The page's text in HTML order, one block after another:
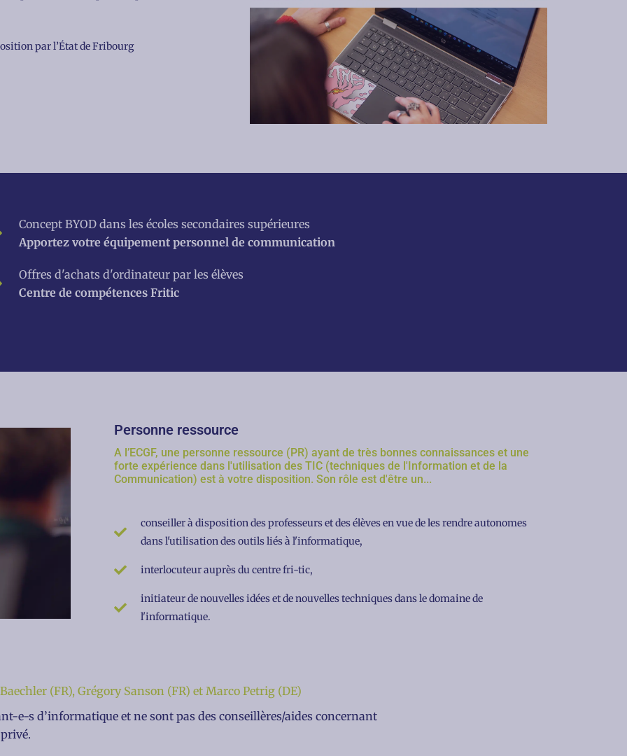
par l’État de Fribourg
Concept BYOD dans les écoles secondaires supérieures
Apportez votre équipement personnel de communication
Offres d'achats d'ordinateur par les élèves
Centre de compétences Fritic
Personne ressource
A l’ECGF, une personne ressource (PR) ayant de très bonnes connaissances et une
forte expérience dans l'utilisation des TIC (techniques de l'Information et de la
Communication) est à votre disposition. Son rôle est d'être un...
conseiller à disposition des professeurs et des élèves en vue de les rendre autonomes
dans l'utilisation des outils liés à l'informatique,
interlocuteur auprès du centre fri-tic,
initiateur de nouvelles idées et de nouvelles techniques dans le domaine de
l'informatique.
(FR), Grégory Sanson (FR) et Marco Petrig (DE)
e-s d’informatique et ne sont pas des conseillères/aides concernant